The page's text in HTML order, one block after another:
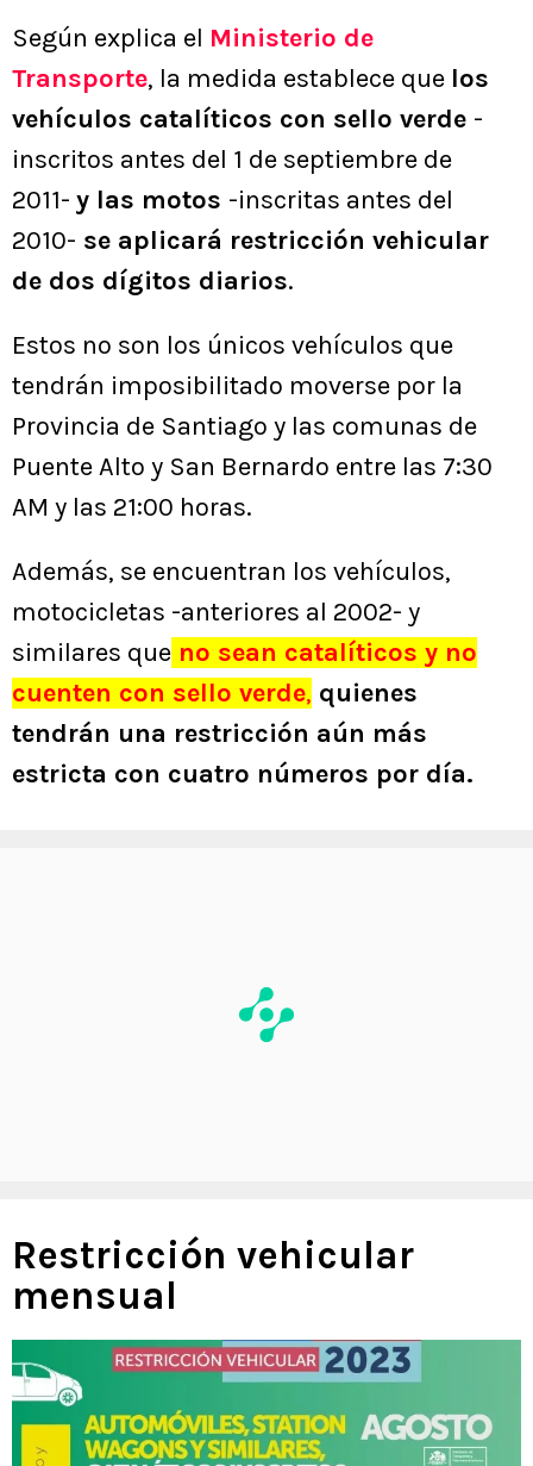
Según explica el Ministerio de
Transporte, la medida establece que los
vehículos catalíticos con sello verde -
inscritos antes del 1 de septiembre de
2011- y las motos -inscritas antes del
2010- se aplicará restricción vehicular
de dos dígitos diarios.
Estos no son los únicos vehículos que
tendrán imposibilitado moverse por la
Provincia de Santiago y las comunas de
Puente Alto y San Bernardo entre las 7:30
AM y las 21:00 horas.
Además, se encuentran los vehículos,
motocicletas -anteriores al 2002- y
similares que no sean catalíticos y no
cuenten con sello verde, quienes
tendrán una restricción aún más
estricta con cuatro números por día.
Restricción vehicular
mensual